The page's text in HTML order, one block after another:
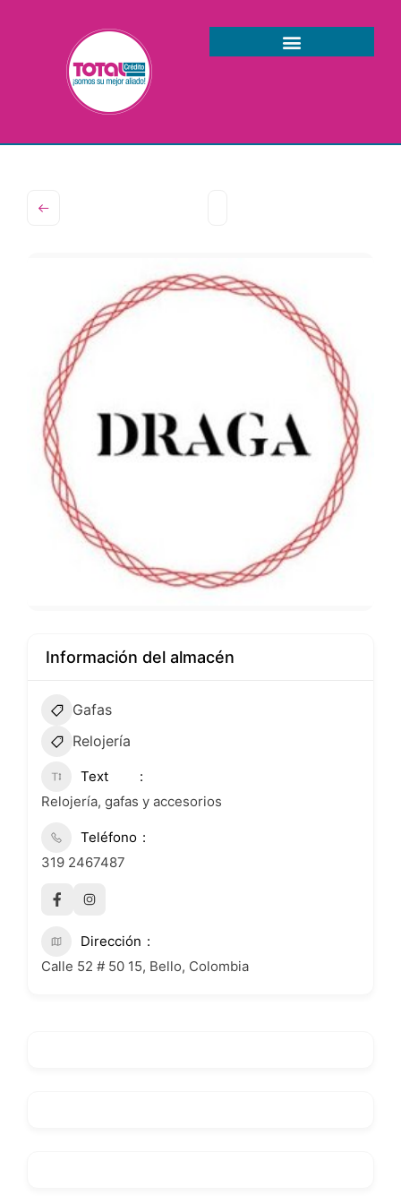
Información del almacén
Gafas
Relojería
Text
Relojería, gafas y accesorios
Teléfono
319 2467487
Dirección
Calle 52 # 50 15, Bello, Colombia